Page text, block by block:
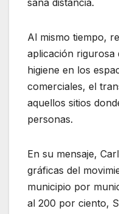
sana distancia.
Al mismo tiempo,
aplicación rigurosa
higiene en los
comerciales, el
aquellos sitios
personas.
En su mensaje,
gráficas del
municipio por
al 200 por ciento,